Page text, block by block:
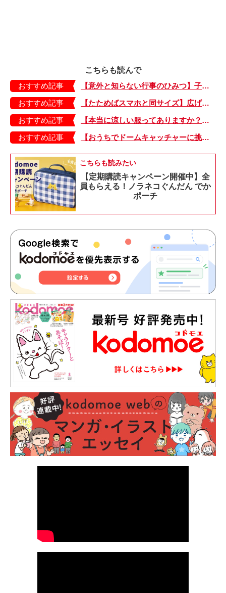
こちらも読んで
おすすめ記事
【意外と知らない行事のひみつ】子どもにはどう伝える？「お盆」って何だろう？
おすすめ記事
【たためばスマホと同サイズ】広げるとビビッドでジューシーな柄が目を引くコンパクトな「扇子」
おすすめ記事
【本当に涼しい服ってありますか？】夏素材の代表「リネン」で夏らしいおしゃれを♪「ワンピース」「パンツ」「スカート」「シャツ」の気になるアイテムはコレ！
おすすめ記事
【おうちでドームキャッチャーに挑戦だ】アンパンマン わくわくドームキャッチャー
こちらも読みたい
【定期購読キャンペーン開催中】全
員もらえる！ノラネコぐんだん でか
ポーチ